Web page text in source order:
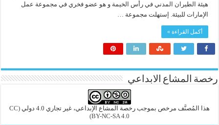
هيئة الطيران المدني في رأس الخيمة و هو عضو فخري في مجموعة عمل
الإمارات للبيئة. إستهلت مجموعة …
أكمل القراءة »
رخصة المشاع الابداعي
هذا المُصنَّف مرخص بموجب رخصة المشاع الإبداعي، غير تجاري 4.0 دولي
(CC
BY-NC-SA 4.0)